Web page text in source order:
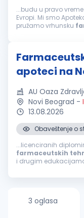
...budu u pravo
Evropi. Mi smo
pružamo vrhunsku
apoteci na
AU Oaza
Novi Beograd -
13.08.2026
Obaveštenje o
...licenciranih
farmaceutskih
i drugim
koji svojom
3 oglasa